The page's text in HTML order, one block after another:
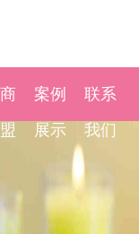
案例
展示
联系
我们